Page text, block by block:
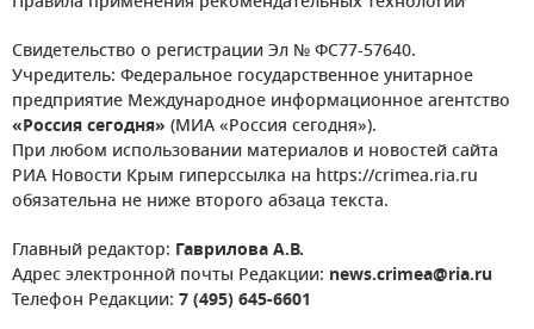
Свидетельство о регистрации Эл № ФС77-57640.
Учредитель: Федеральное государственное унитарное
предприятие Международное информационное агентство
«Россия сегодня» (МИА «Россия сегодня»).
При любом использовании материалов и новостей сайта
РИА Новости Крым гиперссылка на https://crimea.ria.ru
обязательна не ниже второго абзаца текста.
Главный редактор: Гаврилова А.В.
Адрес электронной почты Редакции: news.crimea@ria.ru
Телефон Редакции: 7 (495) 645-6601